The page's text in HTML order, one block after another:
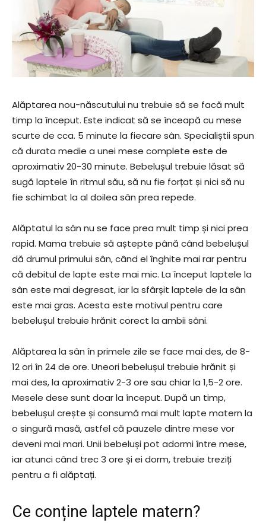
Alăptarea nou-născutului nu trebuie să se facă mult
timp la început. Este indicat să se înceapă cu mese
scurte de cca. 5 minute la fiecare sân. Specialiștii spun
că durata medie a unei mese complete este de
aproximativ 20-30 minute. Bebelușul trebuie lăsat să
sugă laptele în ritmul său, să nu fie forțat și nici să nu
fie schimbat la al doilea sân prea repede.
Alăptatul la sân nu se face prea mult timp și nici prea
rapid. Mama trebuie să aștepte până când bebelușul
dă drumul primului sân, când el înghite mai rar pentru
că debitul de lapte este mai mic. La început laptele la
sân este mai degresat, iar la sfârșit laptele de la sân
este mai gras. Acesta este motivul pentru care
bebelușul trebuie hrănit corect la ambii sâni.
Alăptarea la sân în primele zile se face mai des, de 8-
12 ori în 24 de ore. Uneori bebelușul trebuie hrănit și
mai des, la aproximativ 2-3 ore sau chiar la 1,5-2 ore.
Mesele dese sunt doar la început. După un timp,
bebelușul crește și consumă mai mult lapte matern la
o singură masă, astfel că pauzele dintre mese vor
deveni mai mari. Unii bebeluși pot adormi între mese,
iar atunci când trec 3 ore și ei dorm, trebuie treziți
pentru a fi alăptați.
Ce conține laptele matern?